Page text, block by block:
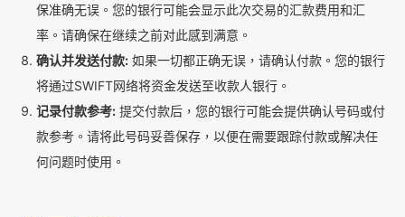
保准确无误。您的银行可能会显示此次交易的汇款费用和汇
率。请确保在继续之前对此感到满意。
确认并发送付款: 如果一切都正确无误，请确认付款。您的银行
将通过SWIFT网络将资金发送至收款人银行。
记录付款参考: 提交付款后，您的银行可能会提供确认号码或付
款参考。请将此号码妥善保存，以便在需要跟踪付款或解决任
何问题时使用。